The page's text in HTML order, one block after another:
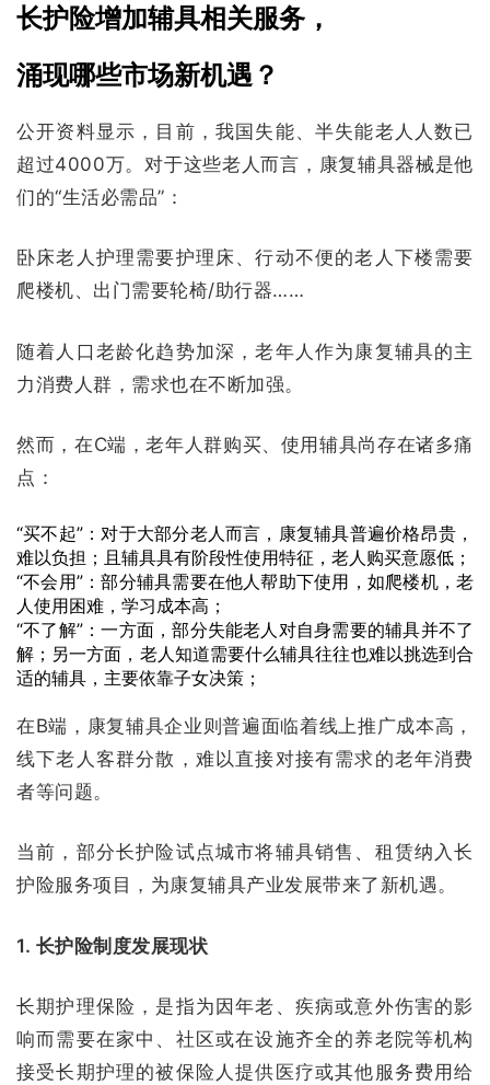
长护险增加辅具相关服务，
涌现哪些市场新机遇？
公开资料显示，目前，我国失能、半失能老人人数已
超过4000万。对于这些老人而言，康复辅具器械是他
们的“生活必需品”：
卧床老人护理需要护理床、行动不便的老人下楼需要
爬楼机、出门需要轮椅/助行器……
随着人口老龄化趋势加深，老年人作为康复辅具的主
力消费人群，需求也在不断加强。
然而，在C端，老年人群购买、使用辅具尚存在诸多痛
点：
“买不起”：对于大部分老人而言，康复辅具普遍价格昂贵，
难以负担；且辅具具有阶段性使用特征，老人购买意愿低；
“不会用”：部分辅具需要在他人帮助下使用，如爬楼机，老
人使用困难，学习成本高；
“不了解”：一方面，部分失能老人对自身需要的辅具并不了
解；另一方面，老人知道需要什么辅具往往也难以挑选到合
适的辅具，主要依靠子女决策；
在B端，康复辅具企业则普遍面临着线上推广成本高，
线下老人客群分散，难以直接对接有需求的老年消费
者等问题。
当前，部分长护险试点城市将辅具销售、租赁纳入长
护险服务项目，为康复辅具产业发展带来了新机遇。
1. 长护险制度发展现状
长期护理保险，是指为因年老、疾病或意外伤害的影
响而需要在家中、社区或在设施齐全的养老院等机构
接受长期护理的被保险人提供医疗或其他服务费用给